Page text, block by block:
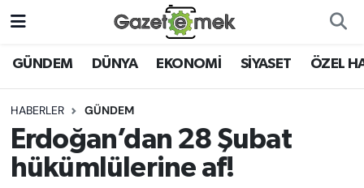
GÜNDEM DÜNYA EKONOMİ SİYASET ÖZEL
HABERLER GÜNDEM
Erdoğan’dan 28 Şubat
hükümlülerine af!
DÜNYA
EKONOMİ
EMEK HABERLERİ
Nöbetçi Eczaneler
Hava Durumu
İstanbul Namaz Vakitleri